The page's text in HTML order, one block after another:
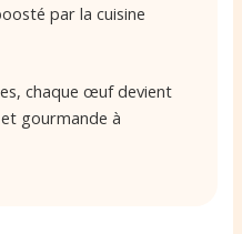
par la cuisine
chaque œuf devient
gourmande à